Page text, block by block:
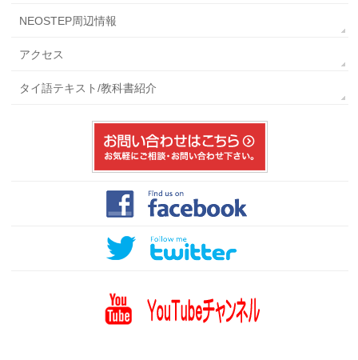
NEOSTEP周辺情報
アクセス
タイ語テキスト/教科書紹介